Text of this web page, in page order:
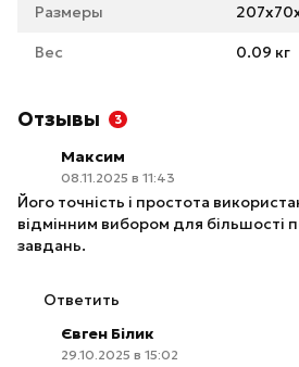
Размеры
Вес 0.09 кг
Отзывы 3
Максим
08.11.2025 в 11:43
Його точність і простота
відмінним вибором для більшості
завдань.
Ответить
Євген Білик
29.10.2025 в 15:02